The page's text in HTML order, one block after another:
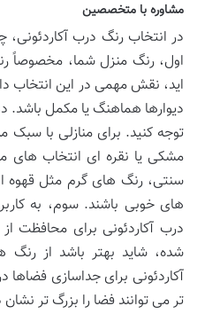
مشاوره با متخصصین
در انتخاب رنگ درب آکاردئونی،
اول، رنگ منزل شما، مخصوصاً
اید، نقش مهمی در این انتخاب
دیوارها هماهنگ یا مکمل
توجه کنید. برای منازلی با
مشکی یا نقره ای انتخاب های
سنتی، رنگ های گرم مثل قهوه
های خوبی باشند. سوم، به
درب آکاردئونی برای محافظت
شده، شاید بهتر باشد از رنگ
آکاردئونی برای جداسازی
تر می توانند فضا را بزرگ تر